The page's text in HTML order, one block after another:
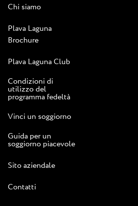
Chi siamo
Plava Laguna
Brochure
Plava Laguna Club
Condizioni di
utilizzo del
programma fedeltà
Vinci un soggiorno
Guida per un
soggiorno piacevole
Sito aziendale
Contatti